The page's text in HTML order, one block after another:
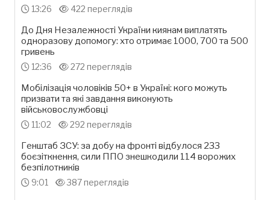
13:26 422 переглядів
До Дня Незалежності України киянам виплатять
одноразову допомогу: хто отримає 1000, 700 та 500
гривень
12:36 272 переглядів
Мобілізація чоловіків 50+ в Україні: кого можуть
призвати та які завдання виконують
військовослужбовці
11:02 292 переглядів
Генштаб ЗСУ: за добу на фронті відбулося 233
боєзіткнення, сили ППО знешкодили 114 ворожих
безпілотників
9:01 387 переглядів